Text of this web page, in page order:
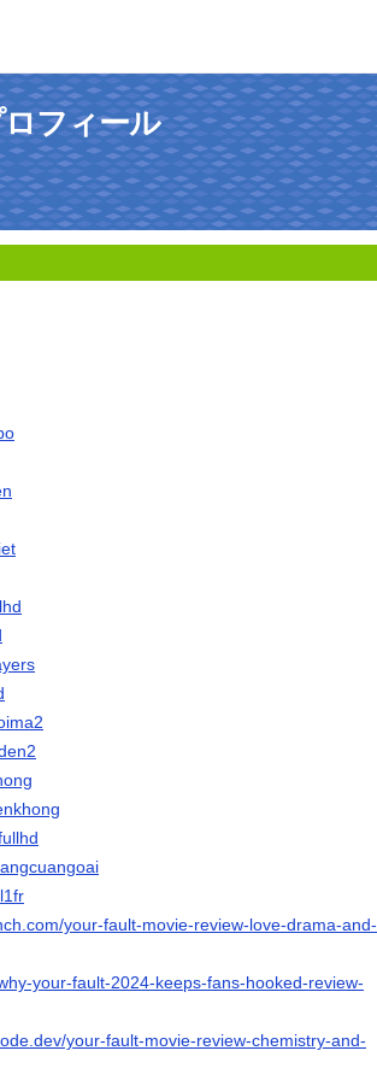
フィール
your-fault-movie-review-love-drama-and-
your-fault-2024-keeps-fans-hooked-review-
your-fault-movie-review-chemistry-and-